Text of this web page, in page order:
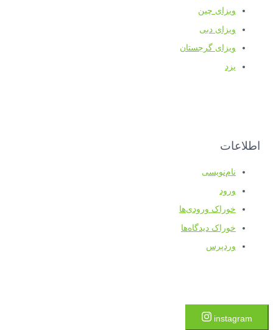
ویزای چین
ویزای دبی
ویزای گرجستان
یزد
اطلاعات
نام‌نویسی
ورود
خوراک ورودی‌ها
خوراک دیدگاه‌ها
وردپرس
instagram